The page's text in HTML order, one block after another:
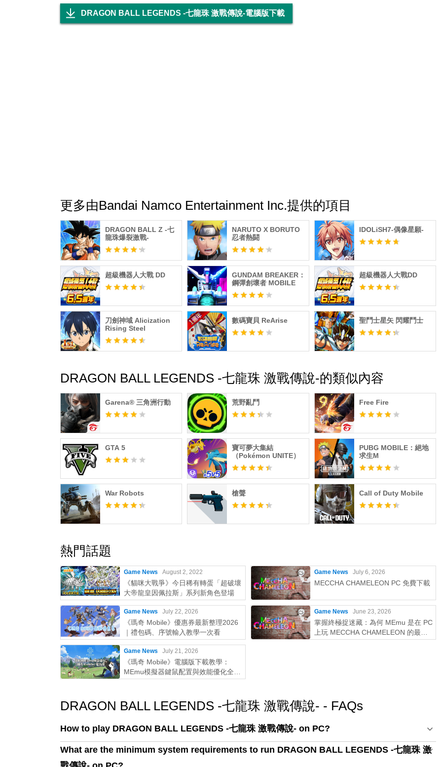
本遊戲並非以14歲以下人士為對象。14歲或以上之未成年人應於法定代理人閱讀、瞭解並同意遊戲服務契約
之所有內容後，方得使用本遊戲服務，契約條款變更時亦同。
・即使刪除應用程式也不會解約此商品，敬請注意。
■關於解約
・可透過以下步驟進行解約。
1.啟動 Google Play 商店
2.點擊左上方的選單圖示＞「訂閱」
3.於一覽點擊欲解約的訂閱項目
4.點擊「取消訂閱」，並依照畫面指示操作
・即使刪除應用程式也不會解約此服務，敬請注意。
・解約後仍可於有效期間內享有此服務。
■其他注意事項
・由於可能會導致使用此商品時的處理程序發生問題，因此請避免於進行此商品的購買程序（連線）時中斷
DRAGON BALL LEGENDS -七龍珠 激戰傳說-電腦版下載
更多由Bandai Namco Entertainment Inc.提供的項目
DRAGON BALL Z -七
龍珠爆裂激戰-
NARUTO X BORUTO
忍者熱闘
IDOLiSH7-偶像星願-
超級機器人大戰 DD
GUNDAM BREAKER：
鋼彈創壞者 MOBILE
超級機器人大戰DD
刀劍神域 Alicization
Rising Steel
數碼寶貝 ReArise 聖鬥士星矢 閃耀鬥士
DRAGON BALL LEGENDS -七龍珠 激戰傳說-的類似內容
Garena® 三角洲行動 荒野亂鬥 Free Fire
GTA 5
寶可夢大集結
（Pokémon UNITE）
PUBG MOBILE：絕地
求生M
War Robots 槍聲 Call of Duty Mobile
熱門話題
Game News August 2, 2022
《貓咪大戰爭》今日稀有轉蛋「超破壞
大帝龍皇因佩拉斯」系列新角色登場
Game News July 22, 2026
《瑪奇 Mobile》優惠券最新整理2026
｜禮包碼、序號輸入教學一次看
Game News July 21, 2026
《瑪奇 Mobile》電腦版下載教學：
MEmu模擬器鍵鼠配置與效能優化全攻
略
Game News July 6, 2026
MECCHA CHAMELEON PC 免費下載
Game News June 23, 2026
掌握終極捉迷藏：為何 MEmu 是在 PC
上玩 MECCHA CHAMELEON 的最佳
選擇！
DRAGON BALL LEGENDS -七龍珠 激戰傳說- - FAQs
How to play DRAGON BALL LEGENDS -七龍珠 激戰傳說- on PC?
What are the minimum system requirements to run DRAGON BALL LEGENDS -七龍珠 激